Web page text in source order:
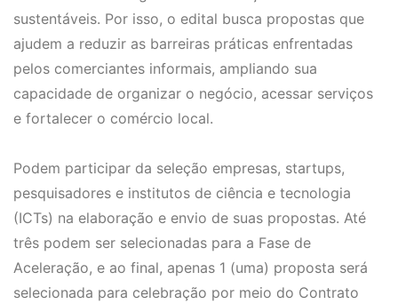
sustentáveis. Por isso, o edital busca propostas que
ajudem a reduzir as barreiras práticas enfrentadas
pelos comerciantes informais, ampliando sua
capacidade de organizar o negócio, acessar serviços
e fortalecer o comércio local.
Podem participar da seleção empresas, startups,
pesquisadores e institutos de ciência e tecnologia
(ICTs) na elaboração e envio de suas propostas. Até
três podem ser selecionadas para a Fase de
Aceleração, e ao final, apenas 1 (uma) proposta será
selecionada para celebração por meio do Contrato